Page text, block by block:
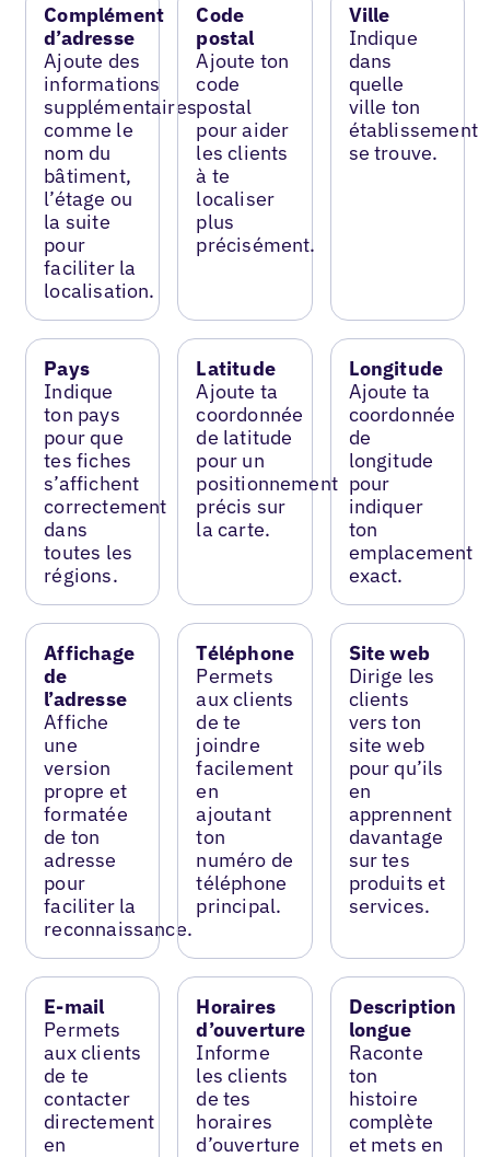
Complément
d’adresse
Ajoute des
informations
supplémentaires
comme le
nom du
bâtiment,
l’étage ou
la suite
pour
faciliter la
localisation.
Code
postal
Ajoute ton
code
postal
pour aider
les clients
à te
localiser
plus
précisément.
Ville
Indique
dans
quelle
ville ton
établissement
se trouve.
Pays
Indique
ton pays
pour que
tes fiches
s’affichent
correctement
dans
toutes les
régions.
Latitude
Ajoute ta
coordonnée
de latitude
pour un
positionnement
précis sur
la carte.
Longitude
Ajoute ta
coordonnée
de
longitude
pour
indiquer
ton
emplacement
exact.
Affichage
de
l’adresse
Affiche
une
version
propre et
formatée
de ton
adresse
pour
faciliter la
reconnaissance.
Téléphone
Permets
aux clients
de te
joindre
facilement
en
ajoutant
ton
numéro de
téléphone
principal.
Site web
Dirige les
clients
vers ton
site web
pour qu’ils
en
apprennent
davantage
sur tes
produits et
services.
E-mail
Permets
aux clients
de te
contacter
directement
en
Horaires
d’ouverture
Informe
les clients
de tes
horaires
d’ouverture
Description
longue
Raconte
ton
histoire
complète
et mets en